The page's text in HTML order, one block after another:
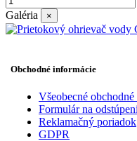
Galéria ×
Obchodné informácie
Všeobecné
Formulár na
Reklamačný poriadok
GDPR